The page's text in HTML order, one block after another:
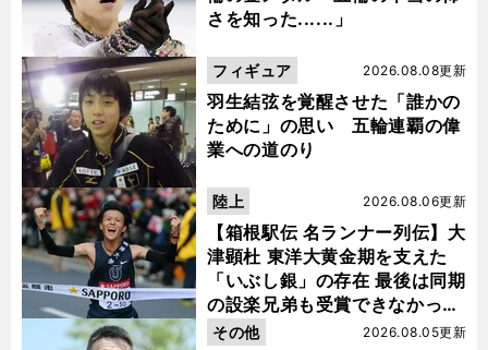
さを知った......」
羽生結弦を覚醒させた「誰かの
ために」の思い 五輪連覇の偉
業への道のり
2026.08.08更新
フィギュア
【箱根駅伝 名ランナー列伝】大
津顕杜 東洋大黄金期を支えた
「いぶし銀」の存在 最後は同期
の設楽兄弟も受賞できなかった
金栗杯に輝く
2026.08.06更新
陸上
2026.08.05更新
その他